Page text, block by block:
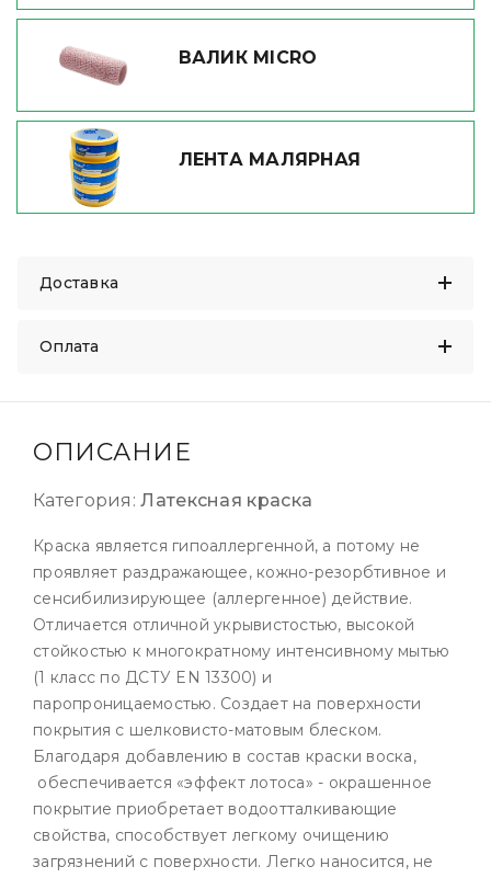
ВАЛИК MICRO
ЛЕНТА МАЛЯРНАЯ
Доставка
Оплата
ОПИСАНИЕ
Категория:Латексная краска
Краска является гипоаллергенной, а потому не
проявляет раздражающее, кожно-резорбтивное и
сенсибилизирующее (аллергенное) действие.
Отличается отличной укрывистостью, высокой
стойкостью к многократному интенсивному мытью
(1 класс по ДСТУ EN 13300) и
паропроницаемостью. Создает на поверхности
покрытия с шелковисто-матовым блеском.
Благодаря добавлению в состав краски воска,
обеспечивается «эффект лотоса» - окрашенное
покрытие приобретает водоотталкивающие
свойства, способствует легкому очищению
загрязнений с поверхности. Легко наносится, не